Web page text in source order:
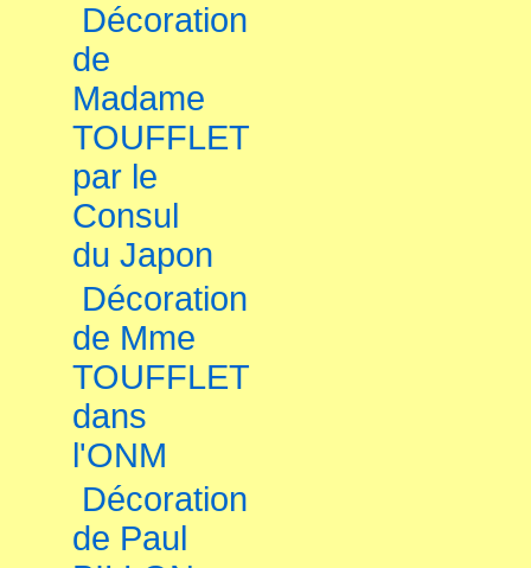
Décoration
de
Madame
TOUFFLET
par le
Consul
du Japon
Décoration
de Mme
TOUFFLET
dans
l'ONM
Décoration
de Paul